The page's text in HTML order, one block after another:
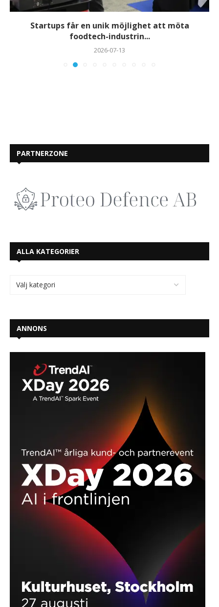
Startups får en unik möjlighet att möta
foodtech-industrin...
2026-07-13
PARTNERZONE
ALLA KATEGORIER
ANNONS